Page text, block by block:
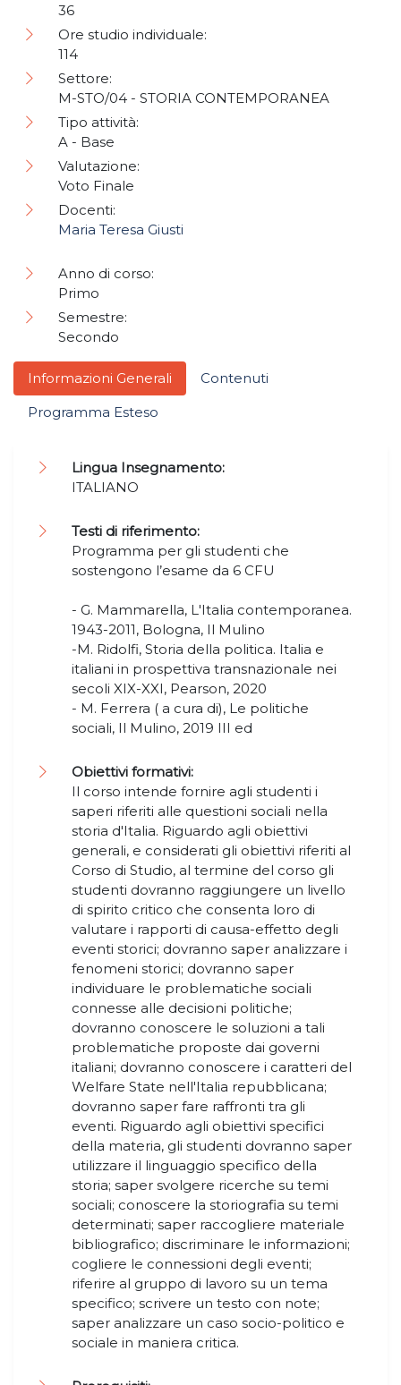
Informazioni Generali
Contenuti
Programma Esteso
Lingua Insegnamento:
ITALIANO
Testi di riferimento:
Programma per gli studenti che
sostengono l’esame da 6 CFU
- G. Mammarella, L'Italia contemporanea.
1943-2011, Bologna, Il Mulino
-M. Ridolfi, Storia della politica. Italia e
italiani in prospettiva transnazionale nei
secoli XIX-XXI, Pearson, 2020
- M. Ferrera ( a cura di), Le politiche
sociali, Il Mulino, 2019 III ed
Obiettivi formativi:
Il corso intende fornire agli studenti i
saperi riferiti alle questioni sociali nella
storia d'Italia. Riguardo agli obiettivi
generali, e considerati gli obiettivi riferiti al
Corso di Studio, al termine del corso gli
studenti dovranno raggiungere un livello
di spirito critico che consenta loro di
valutare i rapporti di causa-effetto degli
eventi storici; dovranno saper analizzare i
fenomeni storici; dovranno saper
individuare le problematiche sociali
connesse alle decisioni politiche;
dovranno conoscere le soluzioni a tali
problematiche proposte dai governi
italiani; dovranno conoscere i caratteri del
Welfare State nell'Italia repubblicana;
dovranno saper fare raffronti tra gli
eventi. Riguardo agli obiettivi specifici
della materia, gli studenti dovranno saper
utilizzare il linguaggio specifico della
storia; saper svolgere ricerche su temi
sociali; conoscere la storiografia su temi
determinati; saper raccogliere materiale
bibliografico; discriminare le informazioni;
cogliere le connessioni degli eventi;
riferire al gruppo di lavoro su un tema
specifico; scrivere un testo con note;
saper analizzare un caso socio-politico e
sociale in maniera critica.
36
Ore studio individuale:
114
Settore:
M-STO/04 - STORIA CONTEMPORANEA
Tipo attività:
A - Base
Valutazione:
Voto Finale
Docenti:
Maria Teresa Giusti
Anno di corso:
Primo
Semestre:
Secondo